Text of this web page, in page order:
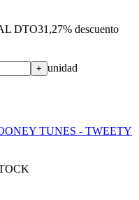
DTO31,27% descuento
+ unidad